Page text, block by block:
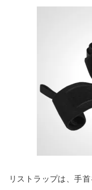
リストラップは、手